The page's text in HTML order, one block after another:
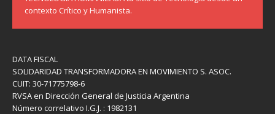
contexto Crítico y Humanista.
DATA FISCAL
SOLIDARIDAD TRANSFORMADORA EN MOVIMIENTO S. ASOC.
CUIT: 30-71775798-6
RVSA en Dirección General de Justicia Argentina
Número correlativo I.G.J. : 1982131